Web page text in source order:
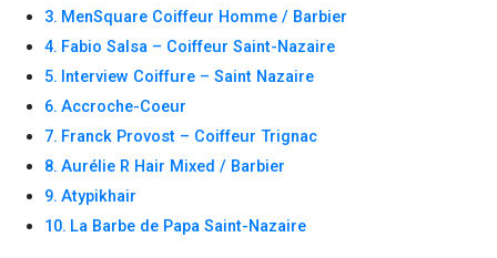
MenSquare Coiffeur Homme / Barbier
Fabio Salsa – Coiffeur Saint-Nazaire
Interview Coiffure – Saint Nazaire
Accroche-Coeur
Franck Provost – Coiffeur Trignac
Aurélie R Hair Mixed / Barbier
Atypikhair
La Barbe de Papa Saint-Nazaire
comportement
lorsque vous
visitez notre
site, vous
chances de
voir du
contenu et des
personnalisés.